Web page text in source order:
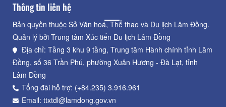
Thông tin liên hệ
Bản quyền thuộc Sở Văn hoá, Thể thao và Du lịch Lâm Đồng.
Quản lý bởi Trung tâm Xúc tiến Du lịch Lâm Đồng
Địa chỉ: Tầng 3 khu 9 tầng, Trung tâm Hành chính tỉnh Lâm
Đồng, số 36 Trần Phú, phường Xuân Hương - Đà Lạt, tỉnh
Lâm Đồng
Tổng đài hỗ trợ: (+84.235) 3.916.961
Email: ttxtdl@lamdong.gov.vn